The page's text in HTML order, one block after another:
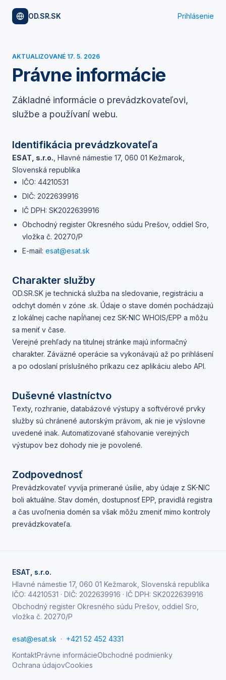
OD.SR.SK Prihlásenie
AKTUALIZOVANÉ 17. 5. 2026
Právne informácie
Základné informácie o prevádzkovateľovi,
službe a používaní webu.
Identifikácia prevádzkovateľa
ESAT, s.r.o. Hlavné námestie 17, 060 01 Kežmarok,
Slovenská republika
IČO: 44210531
DIČ: 2022639916
IČ DPH: SK2022639916
Obchodný register Okresného súdu Prešov, oddiel Sro,
vložka č. 20270/P
E-mail: esat@esat.sk
Charakter služby
OD.SR.SK je technická služba na sledovanie, registráciu a
odchyt domén v zóne .sk. Údaje o stave domén pochádzajú
z lokálnej cache napĺňanej cez SK-NIC WHOIS/EPP a môžu
sa meniť v čase.
Verejné prehľady na titulnej stránke majú informačný
charakter. Záväzné operácie sa vykonávajú až po prihlásení
a po odoslaní príslušného príkazu cez aplikáciu alebo API.
Duševné vlastníctvo
Texty, rozhranie, databázové výstupy a softvérové prvky
služby sú chránené autorským právom, ak nie je výslovne
uvedené inak. Automatizované sťahovanie verejných
výstupov bez dohody nie je povolené.
Zodpovednosť
Prevádzkovateľ vyvíja primerané úsilie, aby údaje z SK-NIC
boli aktuálne. Stav domén, dostupnosť EPP, pravidlá registra
a čas uvoľnenia domén sa však môžu zmeniť mimo kontroly
prevádzkovateľa.
ESAT, s.r.o.
Hlavné námestie 17, 060 01 Kežmarok, Slovenská republika
IČO: 44210531 · DIČ: 2022639916 · IČ DPH: SK2022639916
Obchodný register Okresného súdu Prešov, oddiel Sro,
vložka č. 20270/P
esat@esat.sk · +421 52 452 4331
KontaktPrávne informácieObchodné podmienky
Ochrana údajovCookies